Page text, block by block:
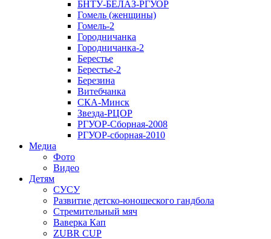
БНТУ-БЕЛАЗ-РГУОР
Гомель (женщины)
Гомель-2
Городничанка
Городничанка-2
Берестье
Берестье-2
Березина
Витебчанка
СКА-Минск
Звезда-РЦОР
РГУОР-Сборная-2008
РГУОР-сборная-2010
Медиа
Фото
Видео
Детям
СУСУ
Развитие детско-юношеского гандбола
Стремительный мяч
Ваверка Кап
ZUBR CUP